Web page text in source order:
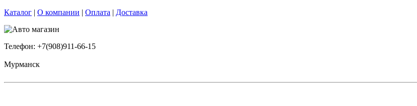
Каталог | О компании | Оплата | Доставка
Телефон: +7(908)911-66-15
Мурманск